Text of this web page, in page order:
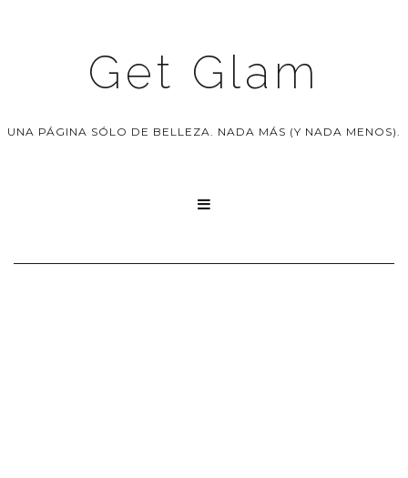
Get Glam
UNA PÁGINA SÓLO DE BELLEZA. NADA MÁS (Y NADA MENOS).
